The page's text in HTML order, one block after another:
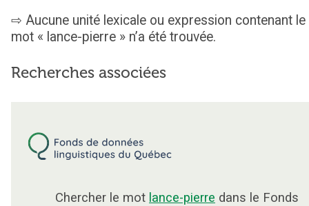
Aucune unité lexicale ou expression contenant le
mot « lance-pierre » n’a été trouvée.
Recherches associées
Chercher le mot lance-pierre dans le Fonds